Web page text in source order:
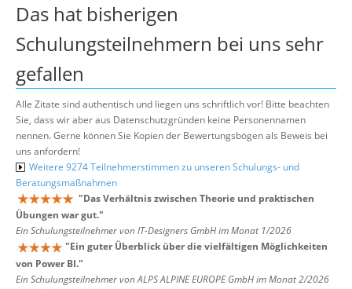
Das hat bisherigen
Schulungsteilnehmern bei uns sehr
gefallen
Alle Zitate sind authentisch und liegen uns schriftlich vor! Bitte beachten
Sie, dass wir aber aus Datenschutzgründen keine Personennamen
nennen. Gerne können Sie Kopien der Bewertungsbögen als Beweis bei
uns anfordern!
Weitere 9274 Teilnehmerstimmen zu unseren Schulungs- und
Beratungsmaßnahmen
"Das Verhältnis zwischen Theorie und praktischen
Übungen war gut."
Ein Schulungsteilnehmer von IT-Designers GmbH im Monat 1/2026
"Ein guter Überblick über die vielfältigen Möglichkeiten
von Power BI."
Ein Schulungsteilnehmer von ALPS ALPINE EUROPE GmbH im Monat 2/2026